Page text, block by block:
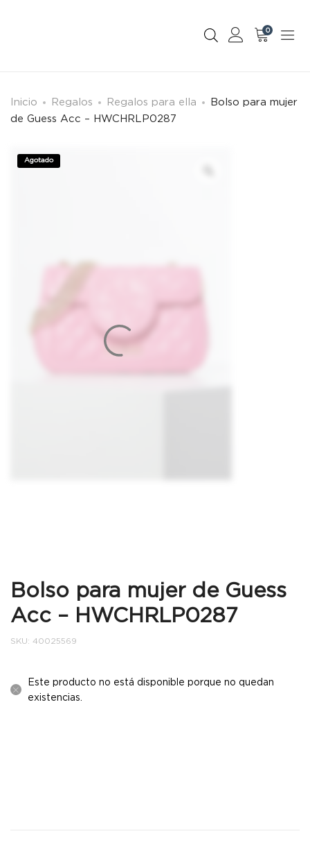
0
Inicio Regalos Regalos para ella
Bolso para mujer
de Guess Acc – HWCHRLP0287
Agotado
Bolso para mujer de Guess
Acc – HWCHRLP0287
SKU: 40025569
Este producto no está disponible porque no quedan
existencias.